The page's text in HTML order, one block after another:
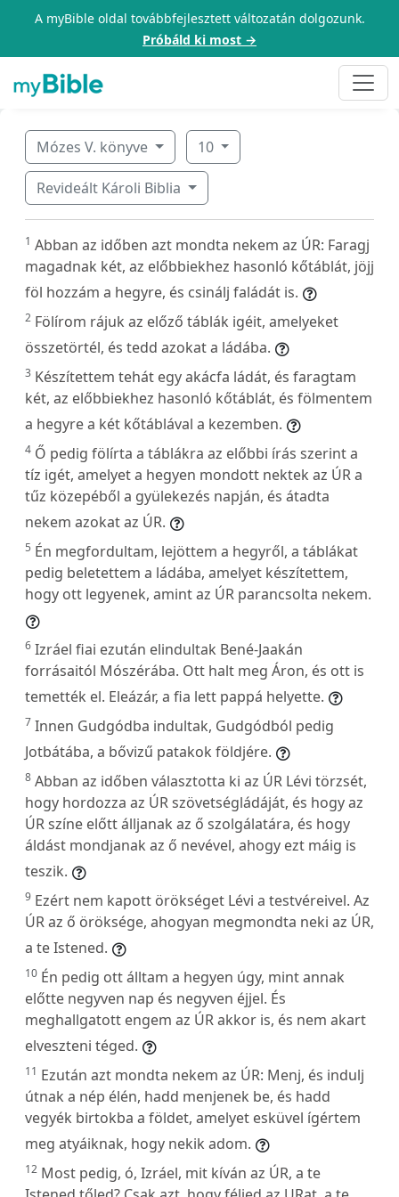
A myBible oldal továbbfejlesztett változatán dolgozunk.
Próbáld ki most →
Mózes V. könyve 10
Revideált Károli Biblia
1 Abban az időben azt mondta nekem az ÚR: Faragj
magadnak két, az előbbiekhez hasonló kőtáblát, jöjj
föl hozzám a hegyre, és csinálj faládát is.
2 Fölírom rájuk az előző táblák igéit, amelyeket
összetörtél, és tedd azokat a ládába.
3 Készítettem tehát egy akácfa ládát, és faragtam
két, az előbbiekhez hasonló kőtáblát, és fölmentem
a hegyre a két kőtáblával a kezemben.
4 Ő pedig fölírta a táblákra az előbbi írás szerint a
tíz igét, amelyet a hegyen mondott nektek az ÚR a
tűz közepéből a gyülekezés napján, és átadta
nekem azokat az ÚR.
5 Én megfordultam, lejöttem a hegyről, a táblákat
pedig beletettem a ládába, amelyet készítettem,
hogy ott legyenek, amint az ÚR parancsolta nekem.
6 Izráel fiai ezután elindultak Bené-Jaakán
forrásaitól Mószérába. Ott halt meg Áron, és ott is
temették el. Eleázár, a fia lett pappá helyette.
7 Innen Gudgódba indultak, Gudgódból pedig
Jotbátába, a bővizű patakok földjére.
8 Abban az időben választotta ki az ÚR Lévi törzsét,
hogy hordozza az ÚR szövetségládáját, és hogy az
ÚR színe előtt álljanak az ő szolgálatára, és hogy
áldást mondjanak az ő nevével, ahogy ezt máig is
teszik.
9 Ezért nem kapott örökséget Lévi a testvéreivel. Az
ÚR az ő öröksége, ahogyan megmondta neki az ÚR,
a te Istened.
10 Én pedig ott álltam a hegyen úgy, mint annak
előtte negyven nap és negyven éjjel. És
meghallgatott engem az ÚR akkor is, és nem akart
elveszteni téged.
11 Ezután azt mondta nekem az ÚR: Menj, és indulj
útnak a nép élén, hadd menjenek be, és hadd
vegyék birtokba a földet, amelyet esküvel ígértem
meg atyáiknak, hogy nekik adom.
12 Most pedig, ó, Izráel, mit kíván az ÚR, a te